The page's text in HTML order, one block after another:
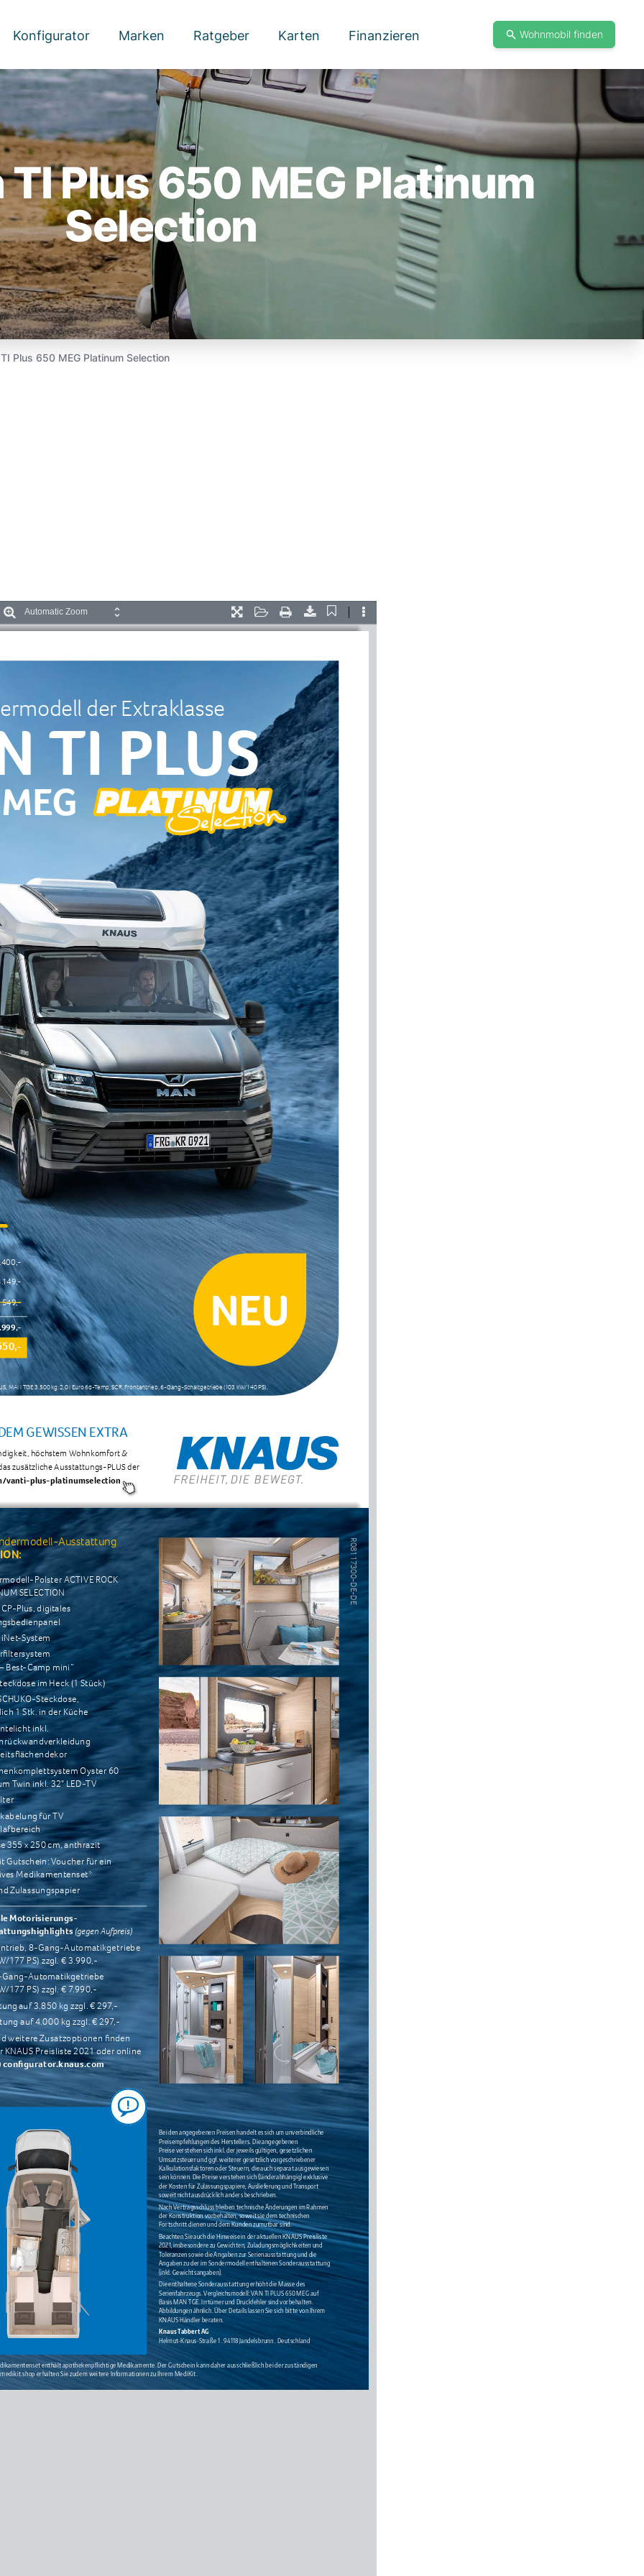
Konfigurator Marken Ratgeber Karten Finanzieren Wohnmobil finden
Plus 650 MEG Platinum
Selection
Plus 650 MEG Platinum Selection
Mode
DownloadCurrent
View
In
TI PLUS
der Extraklasse
MEG
GEWISSEN EXTRA
höchstem Wohnkomfort &
zusätzliche Ausstattungs-PLUS der
vanti-plus-platinumselection
MAN TGE 3.500 kg; 2,0 l Euro 6d-Temp, SCR, Frontantrieb, 6-Gang-Schaltgetriebe (103 kW/140 PS).
Polster ACTIVE ROCK
SELECTION
Plus, digitales
iNet-System
Best-Camp mini“
im Heck (1 Stück)
Steckdose,
1 Stk. in der Küche
inkl.
Oyster 60
Twin inkl. 32" LED-TV
für TV
355 x 250 cm, anthrazit
Gutschein: Voucher für ein
Medikamentenset*
Zulassungspapier
Motorisierungs-
(gegen Aufpreis)
8-Gang-Automatikgetriebe
177 PS) zzgl. € 3.990,-
Gang-Automatikgetriebe
177 PS) zzgl. € 7.990,-
auf 3.850 kg zzgl. € 297,-
auf 4.000 kg zzgl. € 297,-
weitere Zusatzoptionen finden
KNAUS Preisliste 2021 oder online
configurator.knaus.com
Ausstattung
R08117300-DE-DE
Bei den angegebenen Preisen handelt es sich um unverbindliche
Preisempfehlungen des Herstellers. Die angegebenen
Preise verstehen sich inkl. der jeweils gültigen, gesetzlichen
Umsatzsteuer und ggf. weiterer gesetzlich vorgeschriebener
Kalkulationsfaktoren oder Steuern, die auch separat ausgewiesen
sein können. Die Preise verstehen sich (länderabhängig) exklusive
der Kosten für Zulassungspapiere, Auslieferung und Transport
soweit nicht ausdrücklich anders beschrieben.
Nach Vertragsschluss bleiben technische Änderungen im Rahmen
der Konstruktion vorbehalten, soweit sie dem technischen
Fortschritt dienen und dem Kunden zumutbar sind.
Beachten Sie auch die Hinweise in der aktuellen KNAUS Preisliste
2021, insbesondere zu Gewichten, Zuladungsmöglichkeiten und
Toleranzen sowie die Angaben zur Serienausstattung und die
Angaben zu der im Sondermodell enthaltenen Sonderausstattung
(inkl. Gewichtsangaben).
Die enthaltene Sonderausstattung erhöht die Masse des
Serienfahrzeugs. Vergleichsmodell: VAN TI PLUS 650 MEG auf
Basis MAN TGE. Irrtümer und Druckfehler sind vorbehalten.
Abbildungen ähnlich. Über Details lassen Sie sich bitte von Ihrem
KNAUS Händler beraten.
Knaus Tabbert AG
Helmut-Knaus-Straße 1 . 94118 Jandelsbrunn . Deutschland
enthält apothekenpflichtige Medikamente. Der Gutschein kann daher ausschließlich bei der zuständigen
erhalten Sie zudem weitere Informationen zu Ihrem MediKit.